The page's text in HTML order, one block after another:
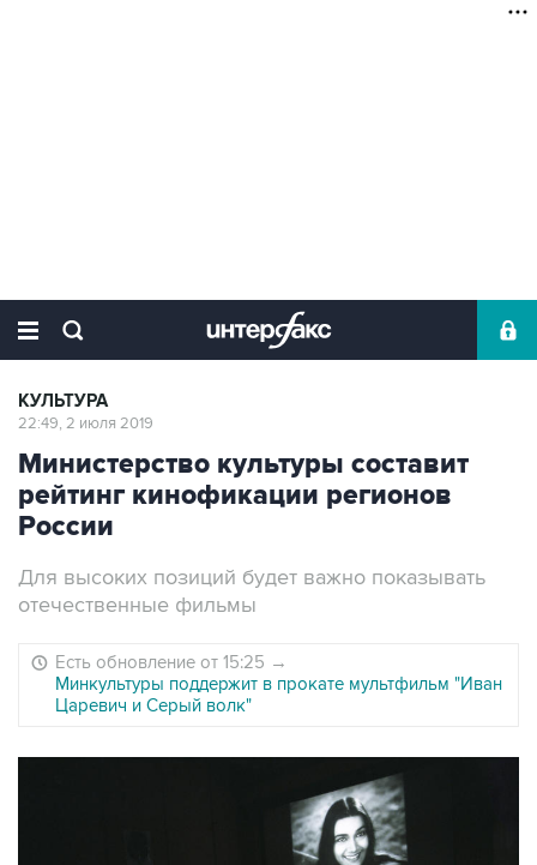
КУЛЬТУРА
22:49, 2 июля 2019
Министерство культуры составит
рейтинг кинофикации регионов
России
Для высоких позиций будет важно показывать
отечественные фильмы
Есть обновление от 15:25 →
Минкультуры поддержит в прокате мультфильм "Иван
Царевич и Серый волк"